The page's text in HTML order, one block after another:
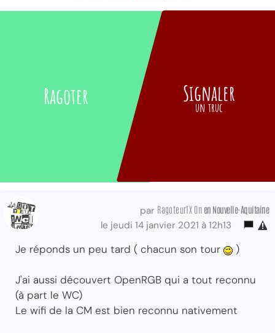
Ragoter Signaler
un truc
par RagoteurTX On en Nouvelle-Aquitaine
le jeudi 14 janvier 2021 à 12h13
Je réponds un peu tard ( chacun son tour )
J'ai aussi découvert OpenRGB qui a tout reconnu
(à part le WC)
Le wifi de la CM est bien reconnu nativement